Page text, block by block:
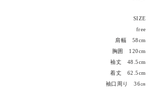
SIZE
free
肩幅 58cm
胸囲 120cm
袖丈 48.5cm
着丈 62.5cm
​袖口周り 36㎝